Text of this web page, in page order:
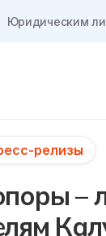
Юридическим
релизы
–